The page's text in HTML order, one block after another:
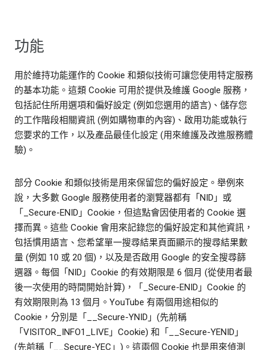
功能
用於維持功能運作的 Cookie 和類似技術可讓您使用特定服務
的基本功能。這類 Cookie 可用於提供及維護 Google 服務，
包括記住所用選項和偏好設定 (例如您選用的語言)、儲存您
的工作階段相關資訊 (例如購物車的內容)、啟用功能或執行
您要求的工作，以及產品最佳化設定 (用來維護及改進服務體
驗)。
部分 Cookie 和類似技術是用來保留您的偏好設定。舉例來
說，大多數 Google 服務使用者的瀏覽器都有「NID」或
「_Secure-ENID」Cookie，但這點會因使用者的 Cookie 選
擇而異。這些 Cookie 會用來記錄您的偏好設定和其他資訊，
包括慣用語言、您希望單一搜尋結果頁面顯示的搜尋結果數
量 (例如 10 或 20 個)，以及是否啟用 Google 的安全搜尋篩
選器。每個「NID」Cookie 的有效期限是 6 個月 (從使用者最
後一次使用的時間開始計算)，「_Secure-ENID」Cookie 的
有效期限則為 13 個月。YouTube 有兩個用途相似的
Cookie，分別是「__Secure-YNID」(先前稱
「VISITOR_INFO1_LIVE」Cookie) 和「__Secure-YENID」
(先前稱「__Secure-YEC」)。這兩個 Cookie 也是用來偵測